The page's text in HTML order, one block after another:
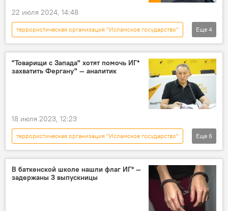
22 июля 2024, 14:48
террористическая организация "Исламское государство"
Кыргызстан
Происшествия
задержание
доллары
Еще 4
"Товарищи с Запада" хотят помочь ИГ*
захватить Фергану" — аналитик
18 июля 2023, 12:23
террористическая организация "Исламское государство"
Пресс-центр
Кыргызстан
Политика
Центральная Азия
Запад
Бактыбек Саипбаев
Еще 6
В баткенской школе нашли флаг ИГ* —
задержаны 3 выпускницы